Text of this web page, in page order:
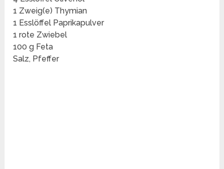
1 Zweig(e) Thymian
1 Esslöffel Paprikapulver
1 rote Zwiebel
100 g Feta
Salz, Pfeffer